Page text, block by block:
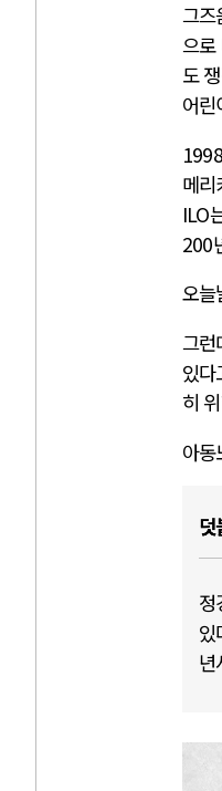
그즈
으로
도
어린
1998
메
ILO
200
오늘
그런
있다
히
아
덧
정
있
년